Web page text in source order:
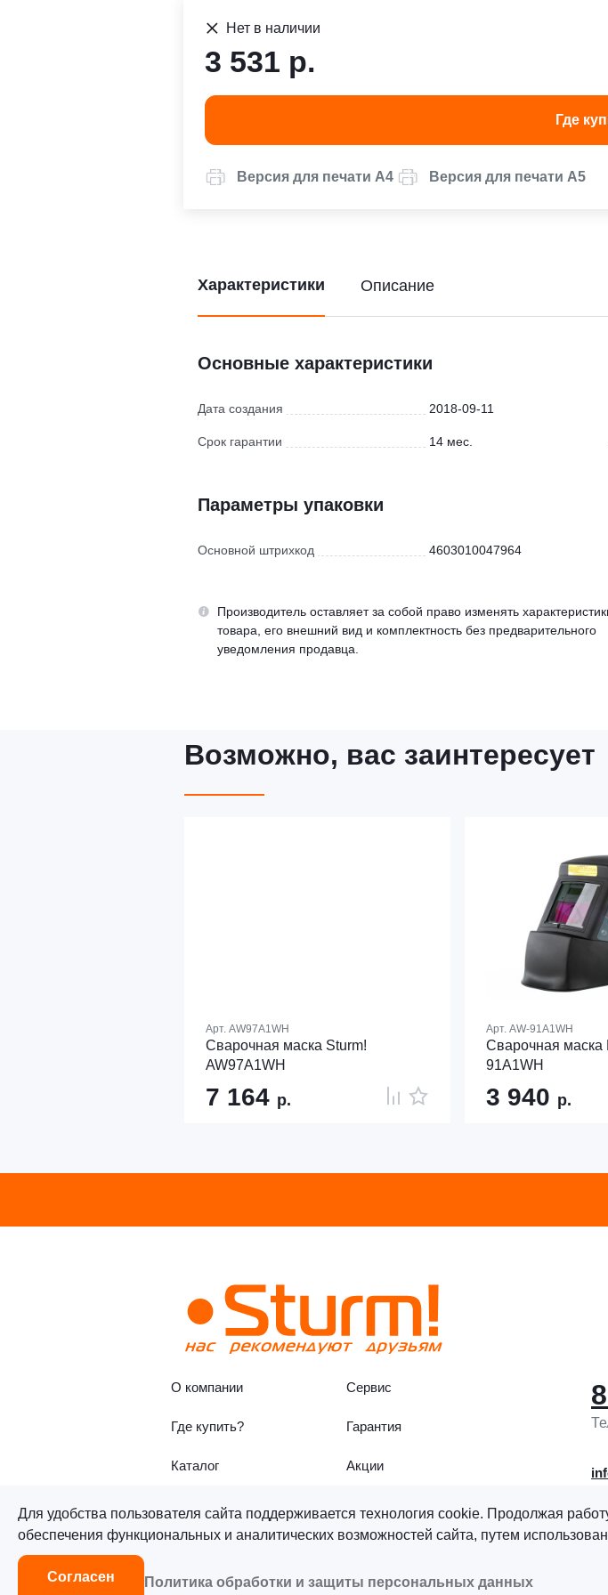
Нет в наличии
3 531 р.
Где
Версия для печати А4 Версия для печати А5
Характеристики
Основные характеристики
Дата создания 2018-09-11
Срок гарантии 14 мес.
Параметры упаковки
Основной штрихкод 4603010047964
Производитель оставляет за собой право изменять
товара, его внешний вид и комплектность без предварительного
уведомления продавца.
Описание
Возможно, вас заинтересует
Арт. AW97A1WH
Сварочная маска Sturm!
AW97A1WH
7 164 р.
Арт.AW-91A1WH
Сварочная маска
91A1WH
3 940 р.
О компании Сервис
Где купить? Гарантия
Каталог Акции
Для удобства пользователя сайта поддерживается технология cookie. Продолжая
обеспечения функциональных и аналитических возможностей сайта, путем
Согласен Политика обработки и защиты персональных данных